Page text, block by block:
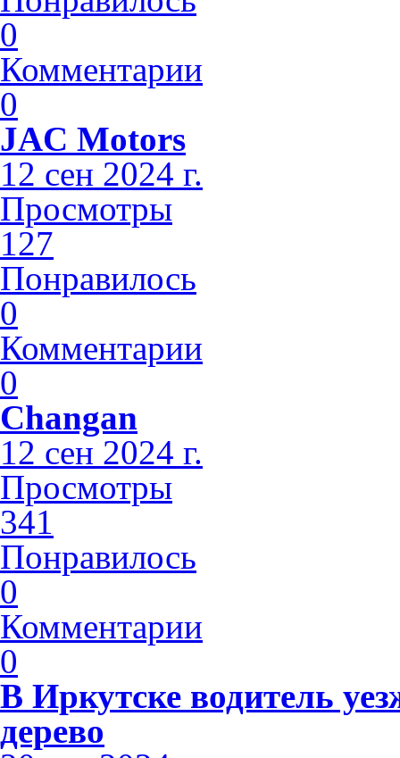
0
Комментарии
0
JAC Motors
12 сен 2024 г.
Просмотры
127
Понравилось
0
Комментарии
0
Changan
12 сен 2024 г.
Просмотры
341
Понравилось
0
Комментарии
0
В Иркутске водитель
дерево